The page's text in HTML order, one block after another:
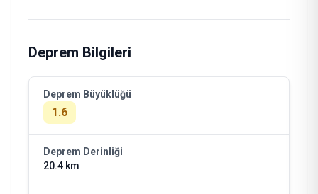
Deprem Bilgileri
Deprem Büyüklüğü
1.6
Deprem Derinliği
20.4 km